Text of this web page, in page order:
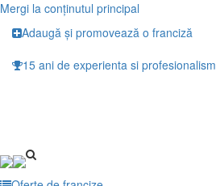
Mergi la conţinutul principal
Adaugă și promovează o franciză
15 ani de experienta si profesionalism